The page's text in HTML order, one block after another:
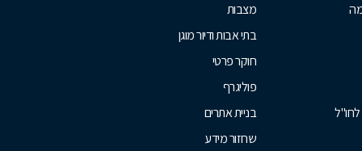
לחו"ל
מצבות
בתי אבות ודיור מוגן
חוקר פרטי
פוליגרף
בניית אתרים
שחזור מידע